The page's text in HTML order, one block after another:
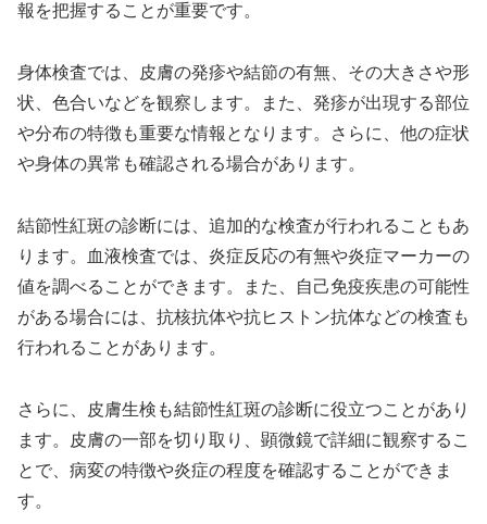
報を把握することが重要です。
身体検査では、皮膚の発疹や結節の有無、その大きさや形
状、色合いなどを観察します。また、発疹が出現する部位
や分布の特徴も重要な情報となります。さらに、他の症状
や身体の異常も確認される場合があります。
結節性紅斑の診断には、追加的な検査が行われることもあ
ります。血液検査では、炎症反応の有無や炎症マーカーの
値を調べることができます。また、自己免疫疾患の可能性
がある場合には、抗核抗体や抗ヒストン抗体などの検査も
行われることがあります。
さらに、皮膚生検も結節性紅斑の診断に役立つことがあり
ます。皮膚の一部を切り取り、顕微鏡で詳細に観察するこ
とで、病変の特徴や炎症の程度を確認することができま
す。